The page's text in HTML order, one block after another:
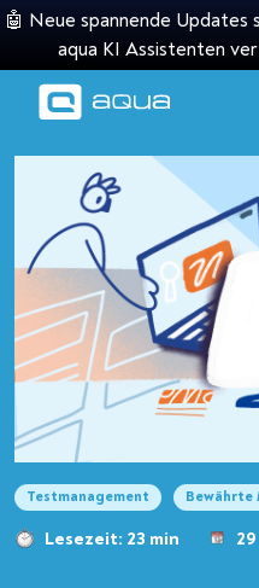
🤖 Neue spannende
aqua KI Assistenten
Testmanagement Bewährte
Lesezeit: 23 min